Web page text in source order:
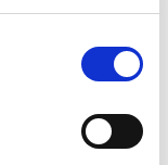
Liberation
completare
correlata al